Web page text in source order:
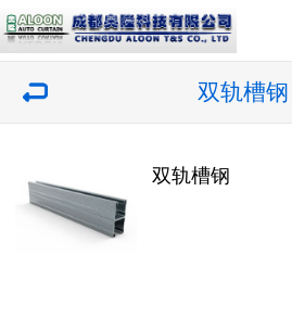
双轨槽钢
双轨槽钢